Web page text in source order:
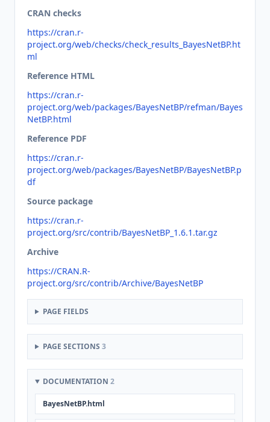
CRAN checks
https://cran.r-
project.org/web/checks/check_results_BayesNetBP.ht
ml
Reference HTML
https://cran.r-
project.org/web/packages/BayesNetBP/refman/Bayes
NetBP.html
Reference PDF
https://cran.r-
project.org/web/packages/BayesNetBP/BayesNetBP.p
df
Source package
https://cran.r-
project.org/src/contrib/BayesNetBP_1.6.1.tar.gz
Archive
https://CRAN.R-
project.org/src/contrib/Archive/BayesNetBP
PAGE FIELDS
PAGE SECTIONS 3
DOCUMENTATION 2
BayesNetBP.html